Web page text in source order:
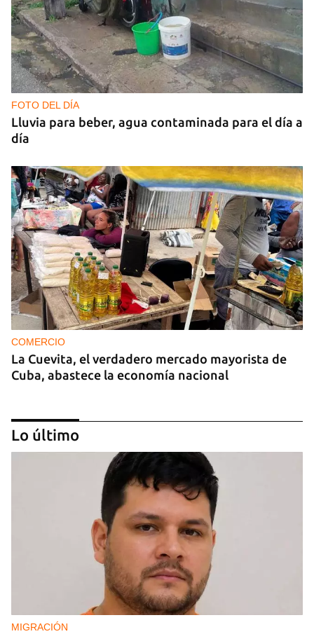
FOTO DEL DÍA
Lluvia para beber, agua contaminada para el día a
día
COMERCIO
La Cuevita, el verdadero mercado mayorista de
Cuba, abastece la economía nacional
EE UU duplica sus ventas de combustible al
sector privado cubano
Lo último
MIGRACIÓN